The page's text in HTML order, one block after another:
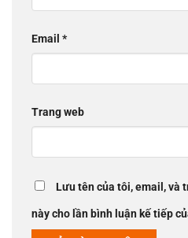
Email *
Trang web
Lưu tên của tôi, email, và
này cho lần bình luận kế tiếp